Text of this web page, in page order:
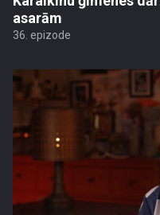
asarām
36. epizode